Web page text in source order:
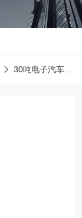
30吨电子汽车衡